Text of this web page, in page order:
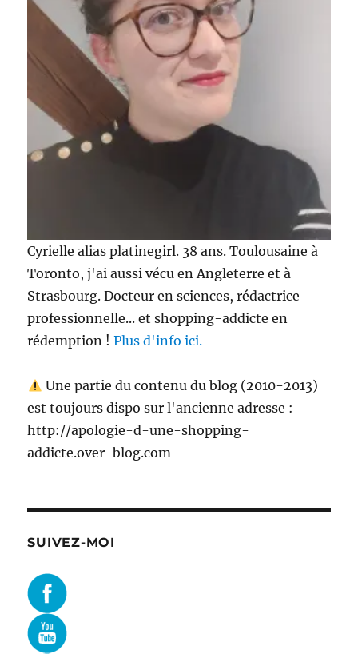
Cyrielle alias platinegirl. 38 ans. Toulousaine à
Toronto, j'ai aussi vécu en Angleterre et à
Strasbourg. Docteur en sciences, rédactrice
professionnelle... et shopping-addicte en
rédemption !Plus d'info ici.
Une partie du contenu du blog (2010-2013)
est toujours dispo sur l'ancienne adresse :
http://apologie-d-une-shopping-
addicte.over-blog.com
SUIVEZ-MOI